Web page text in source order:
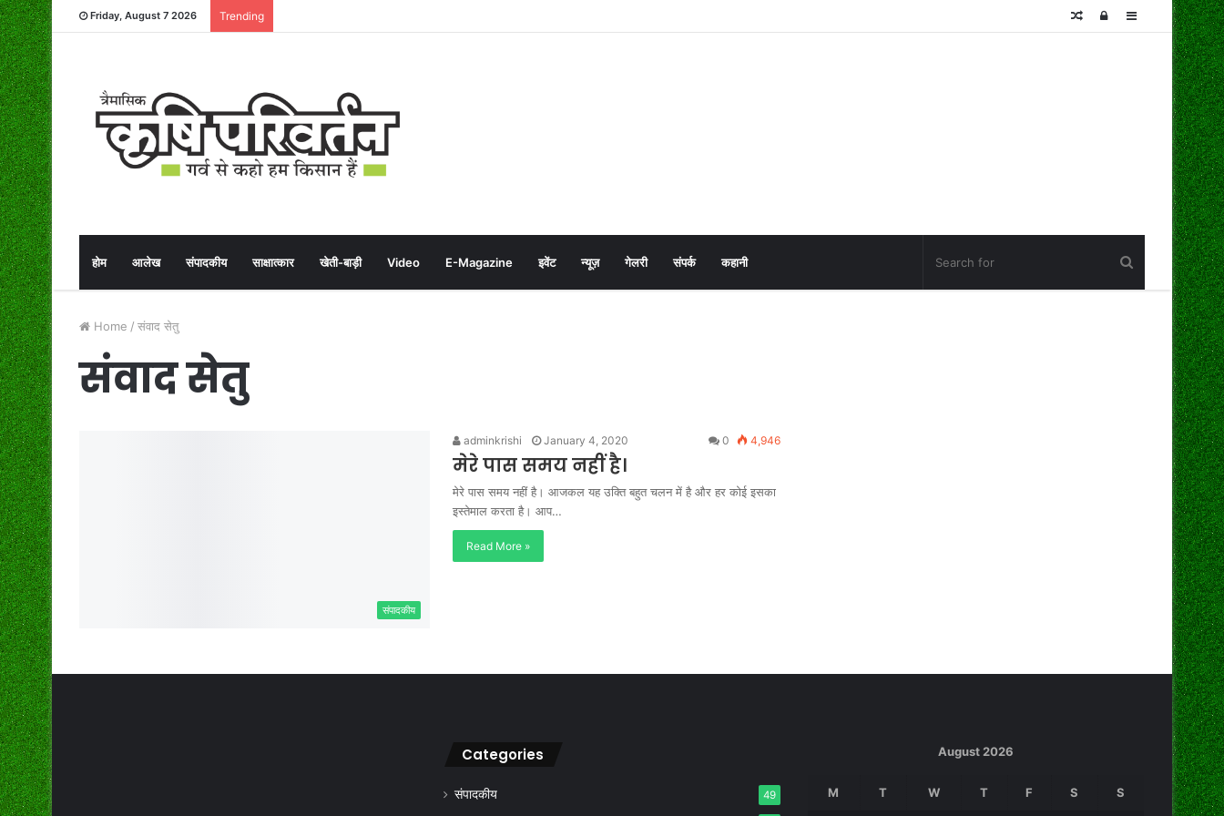
Friday, August 7 2026 Trending Sidebar
Log
Random
होम आलेख संपादकीय साक्षात्कार खेती-बाड़ी Video E-Magazine इवेंट न्यूज़ गेलरी संपर्क कहानी
Home / संवाद सेतु
संवाद सेतु
संपादकीय
adminkrishi January 4, 2020 0 4,946
मेरे पास समय नहीं है।
मेरे पास समय नहीं है। आजकल यह उक्ति बहुत चलन में है और हर कोई इसका
इस्तेमाल करता है। आप…
Read More »
Categories
संपादकीय 49
August 2026
M T W T F S S